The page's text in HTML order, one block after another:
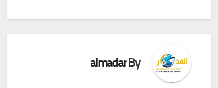
المقالات
By
almadar